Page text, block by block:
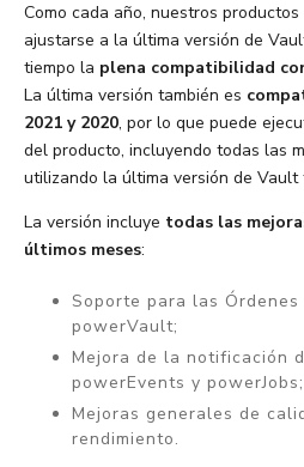
Como cada año, nuestros
ajustarse a la última versión de
tiempo la plena compatibilidad
La última versión también es
2021 y 2020, por lo que puede
del producto, incluyendo todas las
utilizando la última versión de Vault
La versión incluye todas las
últimos meses:
Soporte para las Órdenes
powerVault;
Mejora de la notificación
powerEvents y powerJobs;
Mejoras generales de
rendimiento.